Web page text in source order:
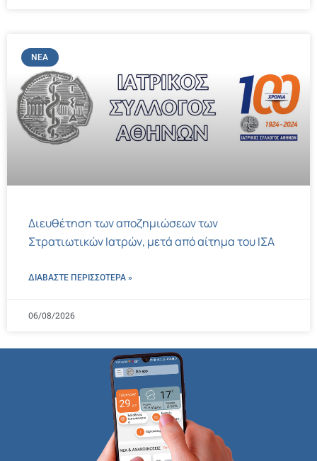
ΝΈΑ
Διευθέτηση των αποζημιώσεων των
Στρατιωτικών Ιατρών, μετά από αίτημα του ΙΣΑ
ΔΙΑΒΑΣΤΕ ΠΕΡΙΣΣΌΤΕΡΑ »
06/08/2026